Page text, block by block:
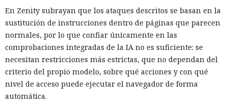
En Zenity subrayan que los ataques descritos se basan en la
sustitución de instrucciones dentro de páginas que parecen
normales, por lo que confiar únicamente en las
comprobaciones integradas de la IA no es suficiente: se
necesitan restricciones más estrictas, que no dependan del
criterio del propio modelo, sobre qué acciones y con qué
nivel de acceso puede ejecutar el navegador de forma
automática.
La contribución principal a la economía de memoria la
aporta el empaquetador integrado Turbopack, que desde
2022 sustituye progresivamente a Webpack en el proyecto.
En la nueva versión están activados por defecto el caché en
disco y el desplazamiento de datos no utilizados a disco. Una
instancia con 50 rutas (páginas separadas) ahora consume
alrededor de 840 megabytes en lugar de los anteriores 4,6
gigabytes — un ahorro de aproximadamente el 82%.